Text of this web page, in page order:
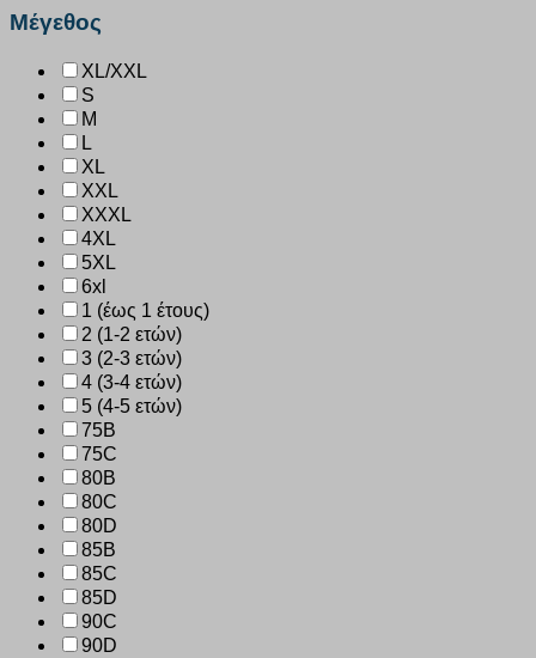
Μέγεθος
XL/XXL
S
M
L
XL
XXL
XXXL
4XL
5XL
6xl
1 (έως 1 έτους)
2 (1-2 ετών)
3 (2-3 ετών)
4 (3-4 ετών)
5 (4-5 ετών)
75B
75C
80B
80C
80D
85B
85C
85D
90C
90D